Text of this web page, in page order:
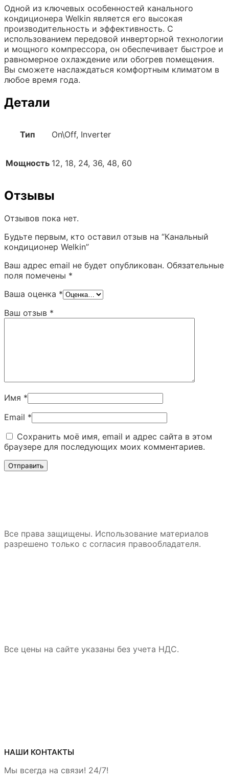
Одной из ключевых особенностей канального
кондиционера Welkin является его высокая
производительность и эффективность. С
использованием передовой инверторной технологии
и мощного компрессора, он обеспечивает быстрое и
равномерное охлаждение или обогрев помещения.
Вы сможете наслаждаться комфортным климатом в
любое время года.
Детали
Тип On\Off, Inverter
Мощность 12, 18, 24, 36, 48, 60
Отзывы
Отзывов пока нет.
Будьте первым, кто оставил отзыв на “Канальный
кондиционер Welkin”
Ваш адрес email не будет опубликован. Обязательные
поля помечены *
Ваша оценка *
Ваш отзыв *
Имя *
Email *
Сохранить моё имя, email и адрес сайта в этом
браузере для последующих моих комментариев.
Все права защищены. Использование материалов
разрешено только с согласия правообладателя.
Все цены на сайте указаны без учета НДС.
НАШИ КОНТАКТЫ
Мы всегда на связи! 24/7!